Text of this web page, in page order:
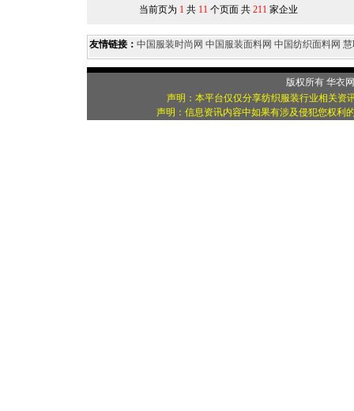
当前页为 1 共 11 个页面 共 211 家企业
友情链接： 中国服装时尚网 中国服装面料网 中国纺织面料网
版权所有 华衣网
声明：本平台仅仅分享纺织服装行业相关资
声明：信息资讯内容中如果有涉及侵犯您权利